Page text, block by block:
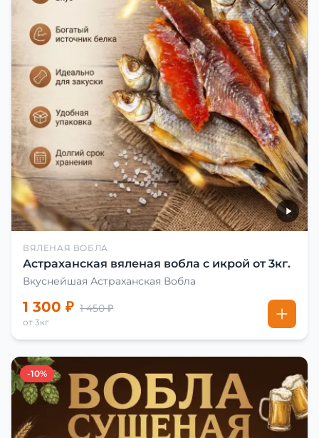
ВЯЛЕНАЯ ВОБЛА
Астраханская вяленая вобла с икрой от 3кг.
Вкуснейшая Астраханская Вобла
1 300 ₽ 1 450 ₽
от 3кг
-10%